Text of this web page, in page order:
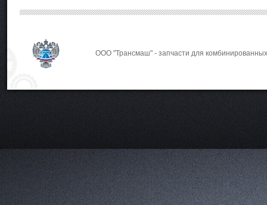
ООО "Трансмаш" - запчасти для